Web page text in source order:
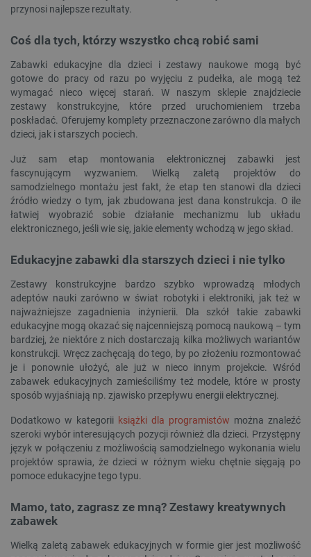
przynosi najlepsze rezultaty.
Coś dla tych, którzy wszystko chcą robić sami
Zabawki edukacyjne dla dzieci i zestawy naukowe mogą być
gotowe do pracy od razu po wyjęciu z pudełka, ale mogą też
wymagać nieco więcej starań. W naszym sklepie znajdziecie
zestawy konstrukcyjne, które przed uruchomieniem trzeba
poskładać. Oferujemy komplety przeznaczone zarówno dla małych
dzieci, jak i starszych pociech.
Już sam etap montowania elektronicznej zabawki jest
fascynującym wyzwaniem. Wielką zaletą projektów do
samodzielnego montażu jest fakt, że etap ten stanowi dla dzieci
źródło wiedzy o tym, jak zbudowana jest dana konstrukcja. O ile
łatwiej wyobrazić sobie działanie mechanizmu lub układu
elektronicznego, jeśli wie się, jakie elementy wchodzą w jego skład.
Edukacyjne zabawki dla starszych dzieci i nie tylko
Zestawy konstrukcyjne bardzo szybko wprowadzą młodych
adeptów nauki zarówno w świat robotyki i elektroniki, jak też w
najważniejsze zagadnienia inżynierii. Dla szkół takie zabawki
edukacyjne mogą okazać się najcenniejszą pomocą naukową – tym
bardziej, że niektóre z nich dostarczają kilka możliwych wariantów
konstrukcji. Wręcz zachęcają do tego, by po złożeniu rozmontować
je i ponownie ułożyć, ale już w nieco innym projekcie. Wśród
zabawek edukacyjnych zamieściliśmy też modele, które w prosty
sposób wyjaśniają np. zjawisko przepływu energii elektrycznej.
Dodatkowo w kategorii książki dla programistów można znaleźć
szeroki wybór interesujących pozycji również dla dzieci. Przystępny
język w połączeniu z możliwością samodzielnego wykonania wielu
projektów sprawia, że dzieci w różnym wieku chętnie sięgają po
pomoce edukacyjne tego typu.
Mamo, tato, zagrasz ze mną? Zestawy kreatywnych
zabawek
Wielką zaletą zabawek edukacyjnych w formie gier jest możliwość